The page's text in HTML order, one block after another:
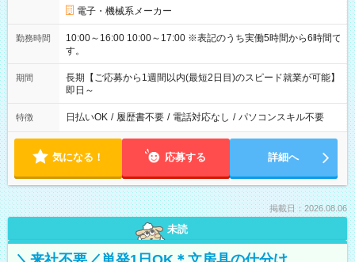
電子・機械系メーカー
勤務時間
10:00～16:00 10:00～17:00 ※表記のうち実働5時間から6時間で
す。
期間
長期【ご応募から1週間以内(最短2日目)のスピード就業が可能】
即日～
特徴 日払いOK / 履歴書不要 / 電話対応なし / パソコンスキル不要
気になる！ 応募する 詳細へ
掲載日：2026.08.06
未読